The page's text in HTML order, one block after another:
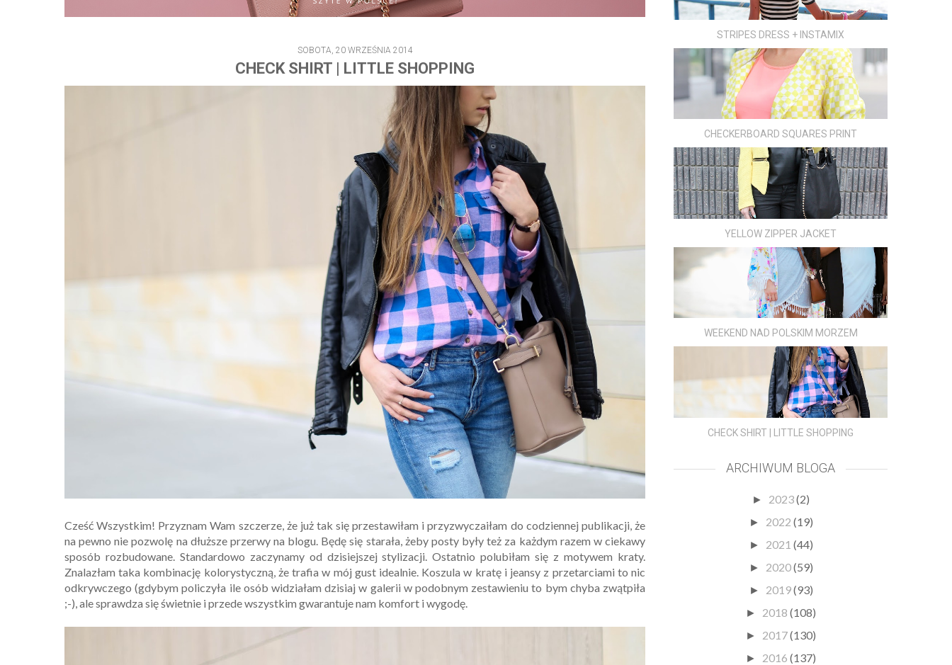
SOBOTA, 20 WRZEŚNIA 2014
CHECK SHIRT | LITTLE SHOPPING
Cześć Wszystkim! Przyznam Wam szczerze, że już tak się przestawiłam i przyzwyczaiłam do codziennej publikacji, że
na pewno nie pozwolę na dłuższe przerwy na blogu. Będę się starała, żeby posty były też za każdym razem w ciekawy
sposób rozbudowane. Standardowo zaczynamy od dzisiejszej stylizacji. Ostatnio polubiłam się z motywem kraty.
Znalazłam taka kombinację kolorystyczną, że trafia w mój gust idealnie. Koszula w kratę i jeansy z przetarciami to nic
odkrywczego (gdybym policzyła ile osób widziałam dzisiaj w galerii w podobnym zestawieniu to bym chyba zwątpiła
;-), ale sprawdza się świetnie i przede wszystkim gwarantuje nam komfort i wygodę.
STRIPES DRESS + INSTAMIX
CHECKERBOARD SQUARES PRINT
YELLOW ZIPPER JACKET
WEEKEND NAD POLSKIM MORZEM
CHECK SHIRT | LITTLE SHOPPING
ARCHIWUM BLOGA
► 2023(2)
► 2022 (19)
► 2021 (44)
► 2020(59)
► 2019(93)
► 2018 (108)
► 2017(130)
► 2016 (137)